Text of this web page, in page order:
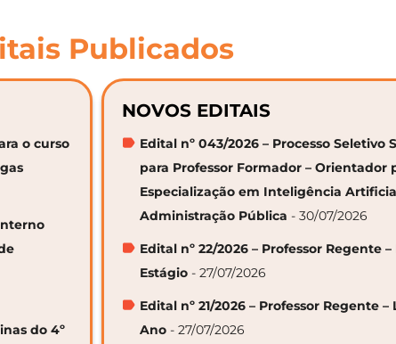
Publicados
o curso
do 4º
NOVOS EDITAIS
Edital nº 043/2026 – Processo
para Professor Formador – Orientador
Especialização em Inteligência
Administração Pública - 30/07/2026
Edital nº 22/2026 – Professor Regente
Estágio - 27/07/2026
Edital nº 21/2026 – Professor Regente
Ano - 27/07/2026